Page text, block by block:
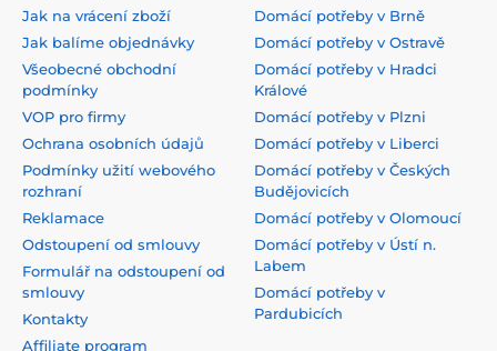
Jak na vrácení zboží
Jak balíme objednávky
Všeobecné obchodní
podmínky
VOP pro firmy
Ochrana osobních údajů
Podmínky užití webového
rozhraní
Reklamace
Odstoupení od smlouvy
Formulář na odstoupení od
smlouvy
Kontakty
Affiliate program
Domácí potřeby v Brně
Domácí potřeby v Ostravě
Domácí potřeby v Hradci
Králové
Domácí potřeby v Plzni
Domácí potřeby v Liberci
Domácí potřeby v Českých
Budějovicích
Domácí potřeby v Olomoucí
Domácí potřeby v Ústí n.
Labem
Domácí potřeby v
Pardubicích